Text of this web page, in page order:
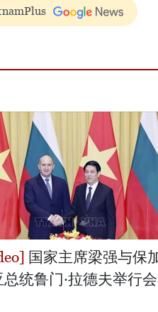
国家主席梁强与保
总统鲁门·拉德夫举行会